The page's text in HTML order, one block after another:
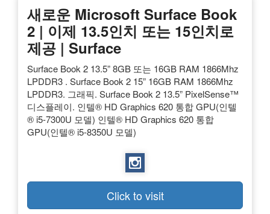
새로운 Microsoft Surface Book
2 | 이제 13.5인치 또는 15인치로
제공 | Surface
Surface Book 2 13.5” 8GB 또는 16GB RAM 1866Mhz
LPDDR3 . Surface Book 2 15” 16GB RAM 1866Mhz
LPDDR3. 그래픽. Surface Book 2 13.5” PixelSense™
디스플레이. 인텔® HD Graphics 620 통합 GPU(인텔
® i5-7300U 모델) 인텔® HD Graphics 620 통합
GPU(인텔® i5-8350U 모델)
Click to visit